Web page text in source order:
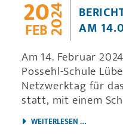
20
FEB2024 AM
Am 14. Februar
Possehl-Schule
Netzwerktag für
statt, mit einem
Unterricht in der
WEITERLESEN …